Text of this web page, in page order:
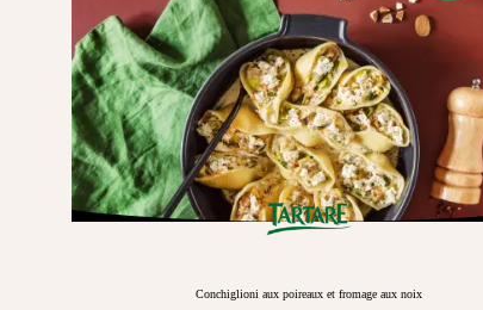
Conchiglioni aux poireaux et fromage aux noix